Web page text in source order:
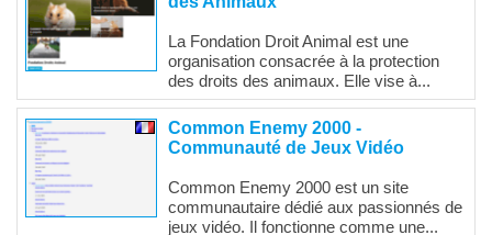
La Fondation Droit Animal est une
organisation consacrée à la protection
des droits des animaux. Elle vise à...
Common Enemy 2000 -
Communauté de Jeux Vidéo
Common Enemy 2000 est un site
communautaire dédié aux passionnés de
jeux vidéo. Il fonctionne comme une...